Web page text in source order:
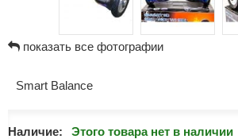
показать все фотографии
Smart Balance
Наличие: Этого товара нет в наличии